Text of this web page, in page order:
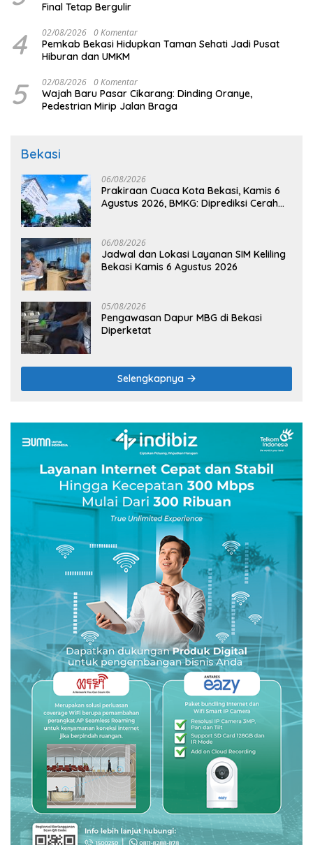
Final Tetap Bergulir
4 02/08/2026 0 Komentar
Pemkab Bekasi Hidupkan Taman Sehati Jadi Pusat
Hiburan dan UMKM
5 02/08/2026 0 Komentar
Wajah Baru Pasar Cikarang: Dinding Oranye,
Pedestrian Mirip Jalan Braga
Bekasi
06/08/2026
Prakiraan Cuaca Kota Bekasi, Kamis 6
Agustus 2026, BMKG: Diprediksi Cerah
06/08/2026
Jadwal dan Lokasi Layanan SIM Keliling
Bekasi Kamis 6 Agustus 2026
05/08/2026
Pengawasan Dapur MBG di Bekasi
Diperketat
Selengkapnya